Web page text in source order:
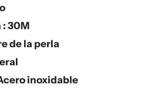
: 30M
de la perla
inoxidable